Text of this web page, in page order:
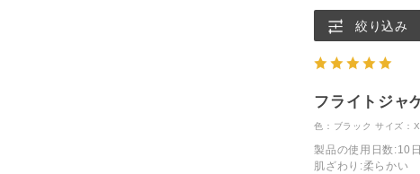
絞り込み
フライトジャ
色：ブラック サイズ：
製品の使用日数 :10
肌ざわり :柔らかい